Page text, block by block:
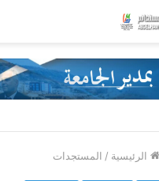
الرئيسية / المستجدات